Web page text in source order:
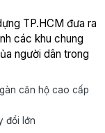
TP.HCM đưa ra
các khu chung
người dân trong
căn hộ cao cấp
đổi lớn